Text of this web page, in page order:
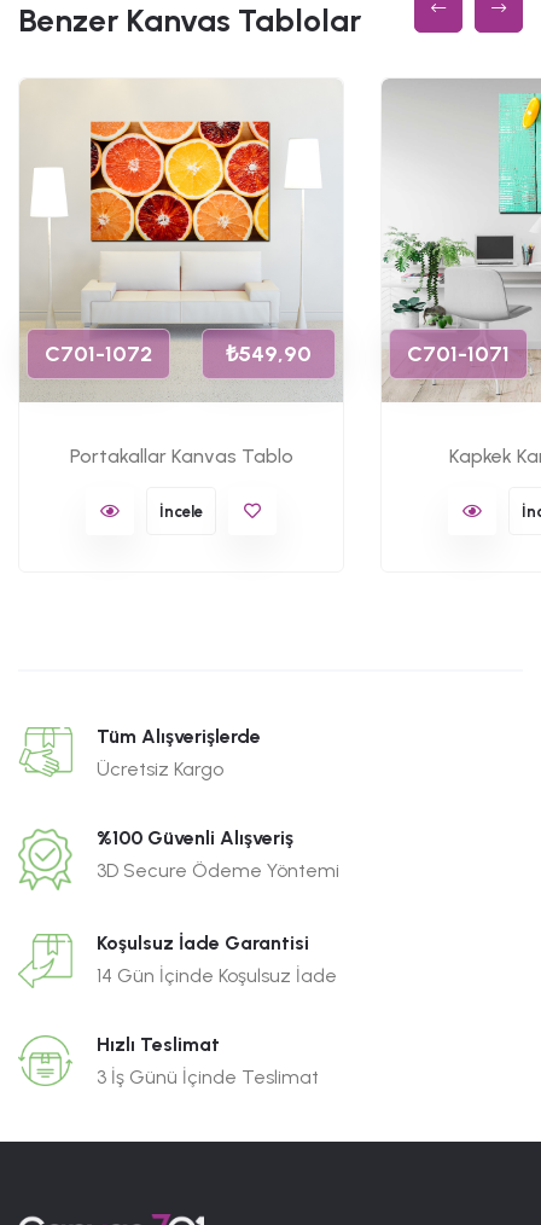
Benzer Kanvas Tablolar
C701-1072 ₺549,90
Portakallar Kanvas Tablo
İncele
C701-1071
Kapkek
Tüm Alışverişlerde
Ücretsiz Kargo
%100 Güvenli Alışveriş
3D Secure Ödeme Yöntemi
Koşulsuz İade Garantisi
14 Gün İçinde Koşulsuz İade
Hızlı Teslimat
3 İş Günü İçinde Teslimat